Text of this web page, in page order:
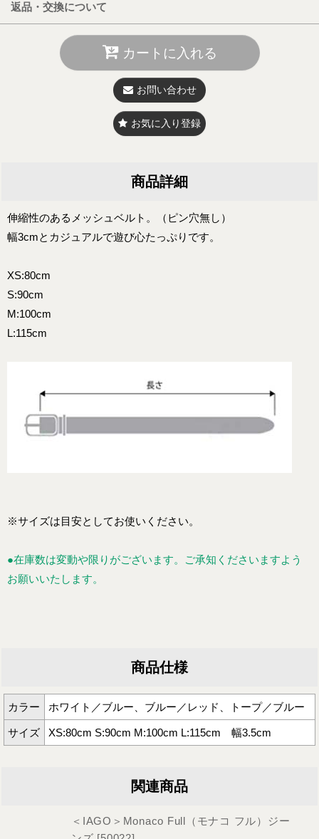
返品・交換について
カートに入れる
お問い合わせ
お気に入り登録
商品詳細
伸縮性のあるメッシュベルト。（ピン穴無し）
幅3cmとカジュアルで遊び心たっぷりです。
XS:80cm
S:90cm
M:100cm
L:115cm
※サイズは目安としてお使いください。
●在庫数は変動や限りがございます。ご承知くださいますよう
お願いいたします。
商品仕様
カラー ホワイト／ブルー、ブルー／レッド、トープ／ブルー
サイズ XS:80cm S:90cm M:100cm L:115cm 幅3.5cm
関連商品
＜IAGO＞Monaco Full（モナコ フル）ジー